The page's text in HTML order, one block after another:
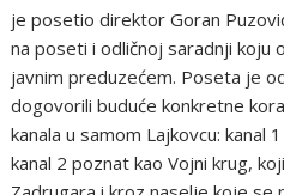
je posetio direktor Goran
na poseti i odličnoj saradnji koju
javnim preduzećem. Poseta je
dogovorili buduće konkretne
kanala u samom Lajkovcu: kanal
kanal 2 poznat kao Vojni krug,